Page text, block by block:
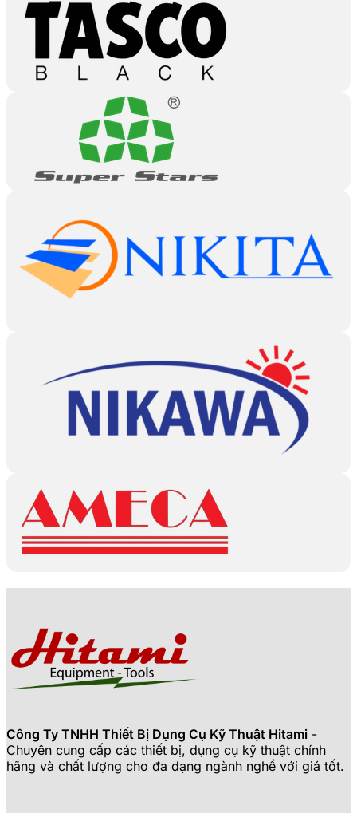
Công Ty TNHH Thiết Bị Dụng Cụ Kỹ Thuật Hitami -
Chuyên cung cấp các thiết bị, dụng cụ kỹ thuật chính
hãng và chất lượng cho đa dạng ngành nghề với giá tốt.